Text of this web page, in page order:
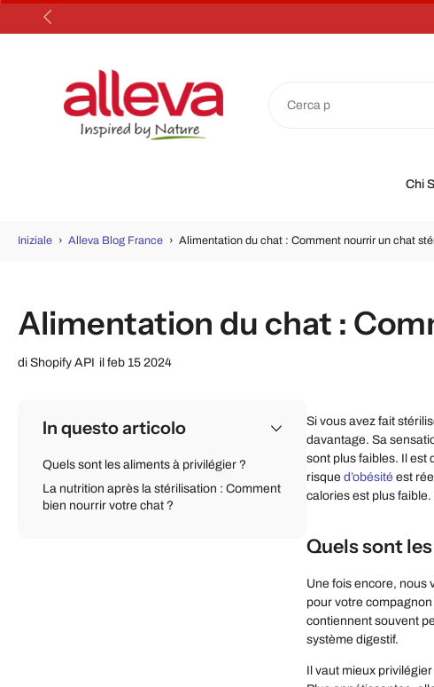
Salta
Chi
Iniziale › Alleva Blog France › Alimentation du chat : Comment nourrir un chat
Alimentation du chat :
di Shopify API il feb 15 2024
In questo articolo
Quels sont les aliments à privilégier ?
La nutrition après la stérilisation : Comment
bien nourrir votre chat ?
Si vous avez fait
davantage. Sa
sont plus faibles. Il est
risque d’obésité est
calories est plus
Quels sont
Une fois encore, nous
pour votre
contiennent souvent
système digestif.
Il vaut mieux